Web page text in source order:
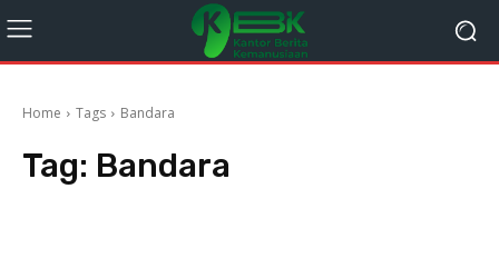
Home Tags Bandara
Tag: Bandara